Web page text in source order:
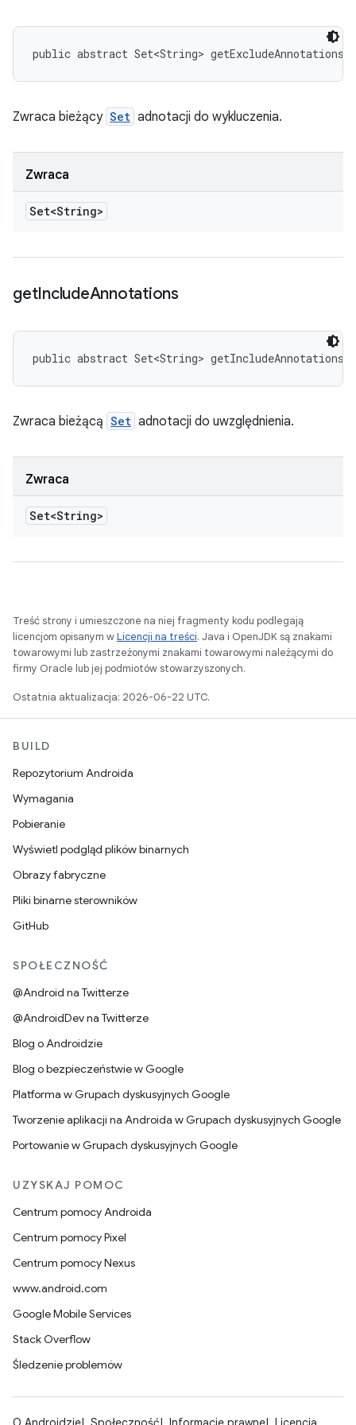
public abstract Set<String> getExcludeAnnotations
Zwraca bieżący Set adnotacji do wykluczenia.
Zwraca
Set<String>
getIncludeAnnotations
public abstract Set<String> getIncludeAnnotations
Zwraca bieżącą Set adnotacji do uwzględnienia.
Zwraca
Set<String>
Treść strony i umieszczone na niej fragmenty kodu podlegają
licencjom opisanym wLicencji na treści. Java i OpenJDK są znakami
towarowymi lub zastrzeżonymi znakami towarowymi należącymi do
firmy Oracle lub jej podmiotów stowarzyszonych.
Ostatnia aktualizacja: 2026-06-22 UTC.
BUILD
Repozytorium Androida
Wymagania
Pobieranie
Wyświetl podgląd plików binarnych
Obrazy fabryczne
Pliki binarne sterowników
GitHub
SPOŁECZNOŚĆ
@Android na Twitterze
@AndroidDev na Twitterze
Blog o Androidzie
Blog o bezpieczeństwie w Google
Platforma w Grupach dyskusyjnych Google
Tworzenie aplikacji na Androida w Grupach dyskusyjnych Google
Portowanie w Grupach dyskusyjnych Google
UZYSKAJ POMOC
Centrum pomocy Androida
Centrum pomocy Pixel
Centrum pomocy Nexus
www.android.com
Google Mobile Services
Stack Overflow
Śledzenie problemów